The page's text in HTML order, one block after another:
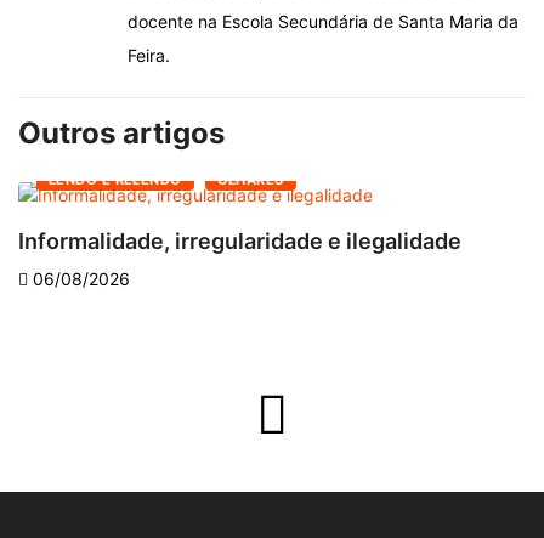
docente na Escola Secundária de Santa Maria da
Feira.
Outros artigos
LENDO E RELENDO OLHARES
Informalidade, irregularidade e ilegalidade
06/08/2026